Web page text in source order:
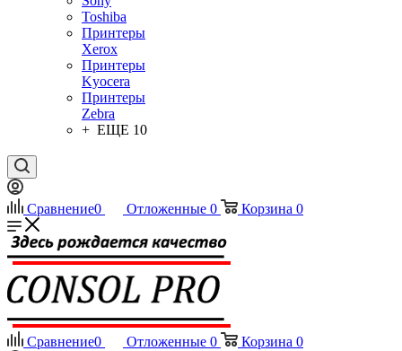
Toshiba
Принтеры
Xerox
Принтеры
Kyocera
Принтеры
Zebra
+ ЕЩЕ 10
Сравнение0 Отложенные 0 Корзина 0
Сравнение0 Отложенные 0 Корзина 0